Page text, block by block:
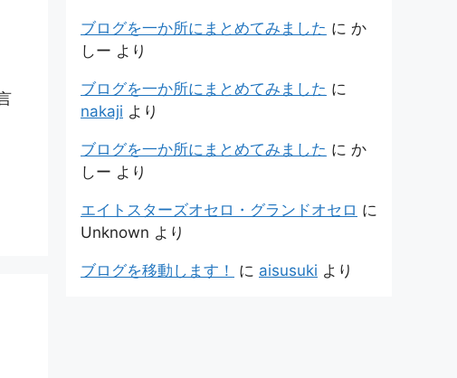
ブログを一か所にまとめてみました に か
しー より
ブログを一か所にまとめてみました に
nakaji より
ブログを一か所にまとめてみました に か
しー より
エイトスターズオセロ・グランドオセロ に
Unknown より
ブログを移動します！ に aisusuki より